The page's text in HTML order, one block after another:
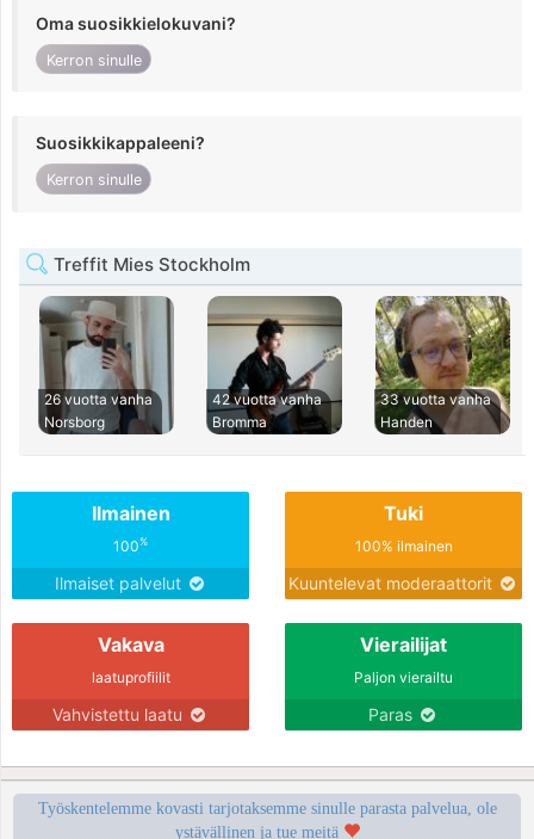
Oma suosikkielokuvani?
Kerron sinulle
Suosikkikappaleeni?
Kerron sinulle
Treffit Mies Stockholm
26 vuotta vanha
Norsborg
42 vuotta vanha
Bromma
33 vuotta vanha
Handen
Ilmainen
100%
Ilmaiset palvelut
Tuki
100% ilmainen
Kuuntelevat moderaattorit
Vakava
laatuprofiilit
Vahvistettu laatu
Vierailijat
Paljon vierailtu
Paras
Työskentelemme kovasti tarjotaksemme sinulle parasta palvelua, ole
ystävällinen ja tue meitä